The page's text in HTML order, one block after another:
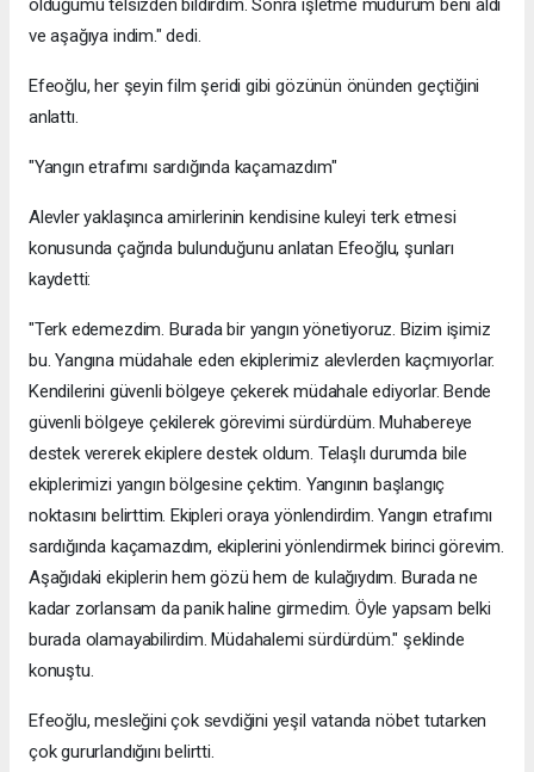
olduğumu telsizden bildirdim. Sonra işletme müdürüm beni aldı
ve aşağıya indim." dedi.
Efeoğlu, her şeyin film şeridi gibi gözünün önünden geçtiğini
anlattı.
"Yangın etrafımı sardığında kaçamazdım"
Alevler yaklaşınca amirlerinin kendisine kuleyi terk etmesi
konusunda çağrıda bulunduğunu anlatan Efeoğlu, şunları
kaydetti:
"Terk edemezdim. Burada bir yangın yönetiyoruz. Bizim işimiz
bu. Yangına müdahale eden ekiplerimiz alevlerden kaçmıyorlar.
Kendilerini güvenli bölgeye çekerek müdahale ediyorlar. Bende
güvenli bölgeye çekilerek görevimi sürdürdüm. Muhabereye
destek vererek ekiplere destek oldum. Telaşlı durumda bile
ekiplerimizi yangın bölgesine çektim. Yangının başlangıç
noktasını belirttim. Ekipleri oraya yönlendirdim. Yangın etrafımı
sardığında kaçamazdım, ekiplerini yönlendirmek birinci görevim.
Aşağıdaki ekiplerin hem gözü hem de kulağıydım. Burada ne
kadar zorlansam da panik haline girmedim. Öyle yapsam belki
burada olamayabilirdim. Müdahalemi sürdürdüm." şeklinde
konuştu.
Efeoğlu, mesleğini çok sevdiğini yeşil vatanda nöbet tutarken
çok gururlandığını belirtti.